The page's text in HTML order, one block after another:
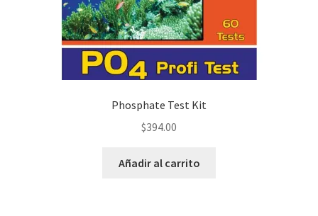
Phosphate Test Kit
$394.00
Añadir al carrito